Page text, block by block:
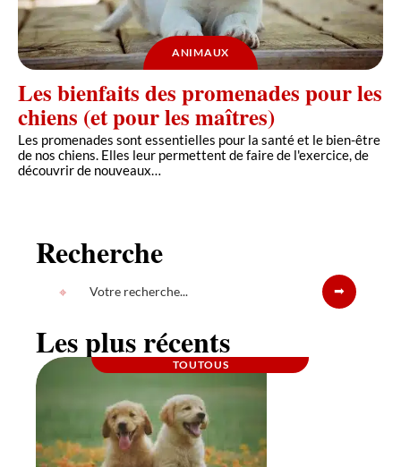
ANIMAUX
Les bienfaits des promenades pour les
chiens (et pour les maîtres)
Les promenades sont essentielles pour la santé et le bien-être
de nos chiens. Elles leur permettent de faire de l'exercice, de
découvrir de nouveaux…
Recherche
Les plus récents
TOUTOUS